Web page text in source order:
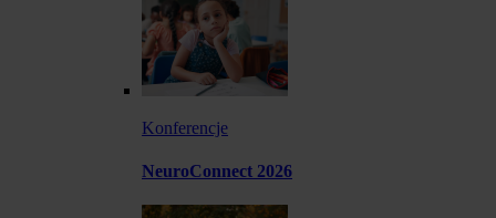
Konferencje
NeuroConnect 2026